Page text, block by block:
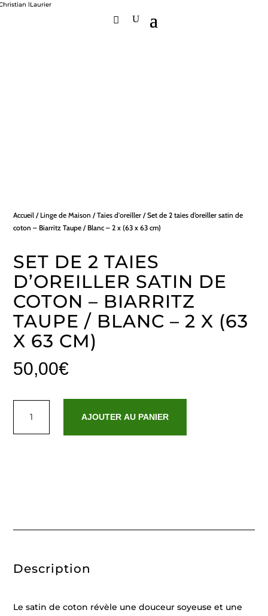
Accueil / Linge de Maison /Taies d'oreiller / Set de 2 taies d’oreiller satin de
coton – Biarritz Taupe / Blanc – 2 x (63 x 63 cm)
SET DE 2 TAIES
D’OREILLER SATIN DE
COTON – BIARRITZ
TAUPE / BLANC – 2 X (63
X 63 CM)
50,00€
Blanc
(63
x
AJOUTER AU PANIER
Description
Le satin de coton révèle une douceur soyeuse et une